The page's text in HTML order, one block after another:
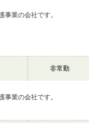
事業の会社です。
非常勤
事業の会社です。